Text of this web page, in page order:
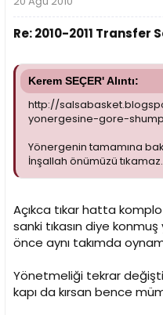
Re: 2010-2011 Transfer
Kerem SEÇER' Alıntı:
http://
yonergesine-gore-
Yönergenin tamamına
İnşallah önümüzü tıkamaz.
Açıkca tıkar hatta
sanki tıkasın diye
önce aynı takımda
Yönetmeliği tekrar
kapı da kırsan bence